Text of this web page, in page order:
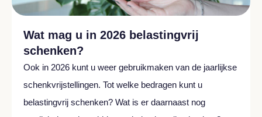
Wat mag u in 2026 belastingvrij
schenken?
Ook in 2026 kunt u weer gebruikmaken van de jaarlijkse
schenkvrijstellingen. Tot welke bedragen kunt u
belastingvrij schenken? Wat is er daarnaast nog